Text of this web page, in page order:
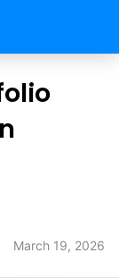
March 19, 2026